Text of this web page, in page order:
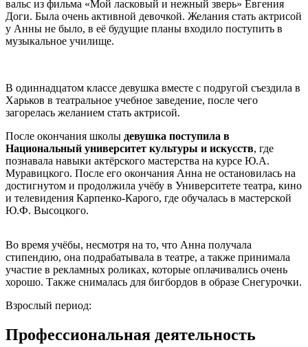
вальс из фильма «Мой ласковый и нежный зверь» Евгения
Доги. Была очень активной девочкой. Желания стать актрисой
у Анны не было, в её будущие планы входило поступить в
музыкальное училище.
В одиннадцатом классе девушка вместе с подругой съездила в
Харьков в театральное учебное заведение, после чего
загорелась желанием стать актрисой.
После окончания школы девушка поступила в
Национальный университет культуры и искусств, где
познавала навыки актёрского мастерства на курсе Ю.А.
Муравицкого. После его окончания Анна не остановилась на
достигнутом и продолжила учёбу в Университете театра, кино
и телевидения Карпенко-Карого, где обучалась в мастерской
Ю.Ф. Высоцкого.
Во время учёбы, несмотря на то, что Анна получала
стипендию, она подрабатывала в театре, а также принимала
участие в рекламных роликах, которые оплачивались очень
хорошо. Также снималась для бигбордов в образе Снегурочки.
Взрослый период:
Профессиональная деятельность